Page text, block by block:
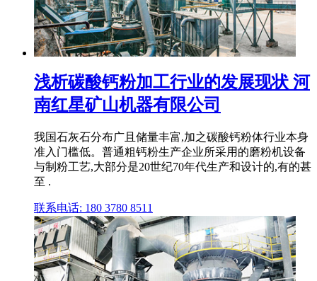
浅析碳酸钙粉加工行业的发展现状 河
南红星矿山机器有限公司
我国石灰石分布广且储量丰富,加之碳酸钙粉体行业本身
准入门槛低。普通粗钙粉生产企业所采用的磨粉机设备
与制粉工艺,大部分是20世纪70年代生产和设计的,有的甚
至 .
联系电话: 180 3780 8511